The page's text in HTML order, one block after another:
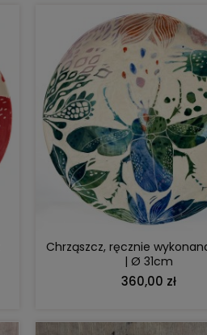
Chrząszcz, ręcznie
| Ø 31cm
360,00 zł
DO KOSZYKA